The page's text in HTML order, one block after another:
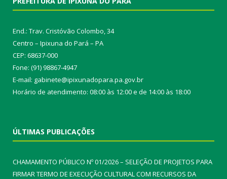
End.: Trav. Cristóvão Colombo, 34
Centro – Ipixuna do Pará – PA
CEP: 68637-000
Fone: (91) 98867-4947
E-mail: gabinete@ipixunadopara.pa.gov.br
Horário de atendimento: 08:00 às 12:00 e de 14:00 às 18:00
ÚLTIMAS PUBLICAÇÕES
CHAMAMENTO PÚBLICO Nº 01/2026 – SELEÇÃO DE PROJETOS PARA
FIRMAR TERMO DE EXECUÇÃO CULTURAL COM RECURSOS DA